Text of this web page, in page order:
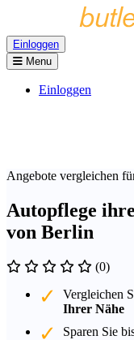
Einloggen
Menu
Einloggen
Angebote vergleichen
Autopflege
von Berlin
(0)
Vergleichen
Ihrer Nähe
Sparen Sie